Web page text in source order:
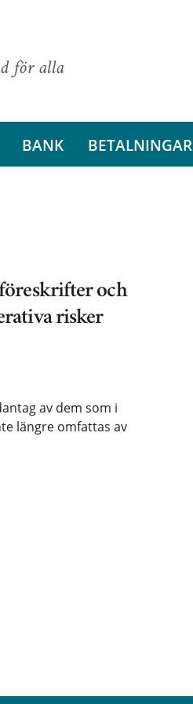
för alla
BANK BETALNINGAR
och
risker
av dem som i
längre omfattas av